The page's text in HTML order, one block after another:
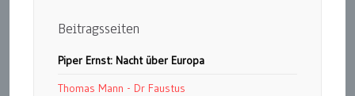
Beitragsseiten
Piper Ernst: Nacht über Europa
Thomas Mann - Dr Faustus